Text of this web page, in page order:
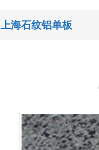
上海石纹铝单板